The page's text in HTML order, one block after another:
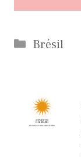
Catégories
Brésil